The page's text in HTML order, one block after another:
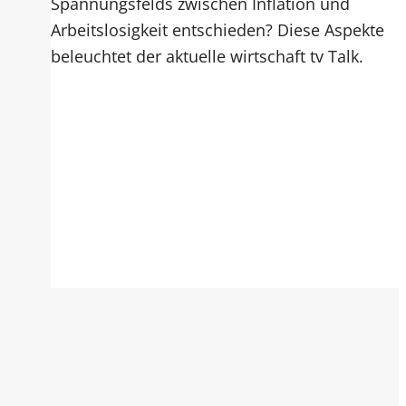
Arbeitslosigkeit entschieden? Diese Aspekte
beleuchtet der aktuelle wirtschaft tv Talk.